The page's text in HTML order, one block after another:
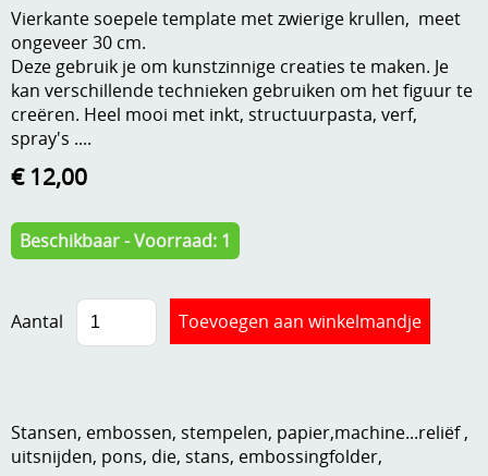
Handige extra's
Hechtingsmaterialen
Hout , MDF, kartonmateriaal, steen
Kleurmateriaal-tekenmateriaal
Kneedmateriaal
Knipvellen
Merken
Ponsen
Vierkante soepele template met zwierige krullen, meet
ongeveer 30 cm.
Deze gebruik je om kunstzinnige creaties te maken. Je
kan verschillende technieken gebruiken om het figuur te
creëren. Heel mooi met inkt, structuurpasta, verf,
spray's ....
€ 12,00
Beschikbaar - Voorraad: 1
Aantal
Stansen, embossen, stempelen, papier,machine...reliëf ,
uitsnijden, pons, die, stans, embossingfolder,